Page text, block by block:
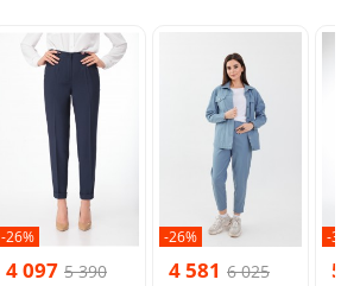
-26%
4 097 5 390
-26%
4 581 6 025
-